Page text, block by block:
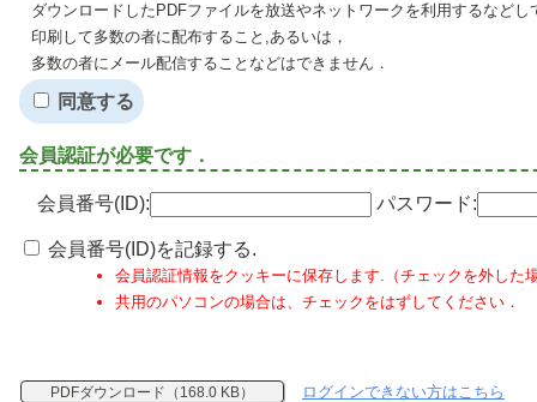
ダウンロードしたPDFファイルを放送やネットワークを利用するなど
印刷して多数の者に配布すること,あるいは，
多数の者にメール配信することなどはできません．
同意する
会員認証が必要です．
会員番号(ID): パスワード:
会員番号(ID)を記録する.
会員認証情報をクッキーに保存します.（チェックを外した
共用のパソコンの場合は、チェックをはずしてください．
PDFダウンロード（168.0 KB）
ログインできない方はこちら